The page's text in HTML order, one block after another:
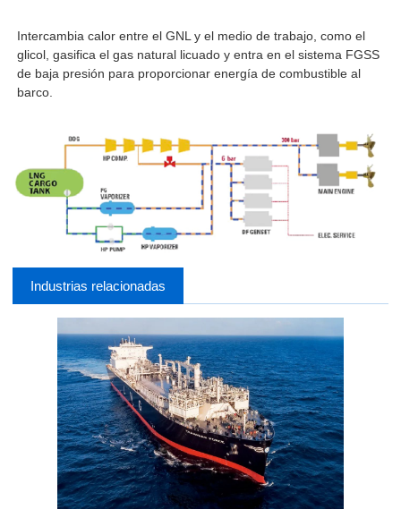
Intercambia calor entre el GNL y el medio de trabajo, como el
glicol, gasifica el gas natural licuado y entra en el sistema FGSS
de baja presión para proporcionar energía de combustible al
barco.
Industrias relacionadas